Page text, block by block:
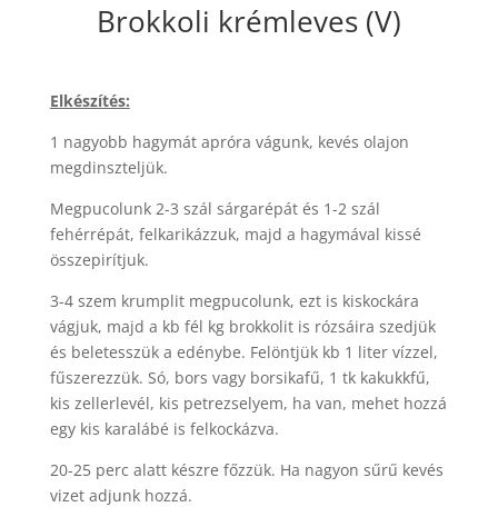
Brokkoli krémleves (V)
Elkészítés:
1 nagyobb hagymát apróra vágunk, kevés olajon
megdinszteljük.
Megpucolunk 2-3 szál sárgarépát és 1-2 szál
fehérrépát, felkarikázzuk, majd a hagymával kissé
összepirítjuk.
3-4 szem krumplit megpucolunk, ezt is kiskockára
vágjuk, majd a kb fél kg brokkolit is rózsáira szedjük
és beletesszük a edénybe. Felöntjük kb 1 liter vízzel,
fűszerezzük. Só, bors vagy borsikafű, 1 tk kakukkfű,
kis zellerlevél, kis petrezselyem, ha van, mehet hozzá
egy kis karalábé is felkockázva.
20-25 perc alatt készre főzzük. Ha nagyon sűrű kevés
vizet adjunk hozzá.